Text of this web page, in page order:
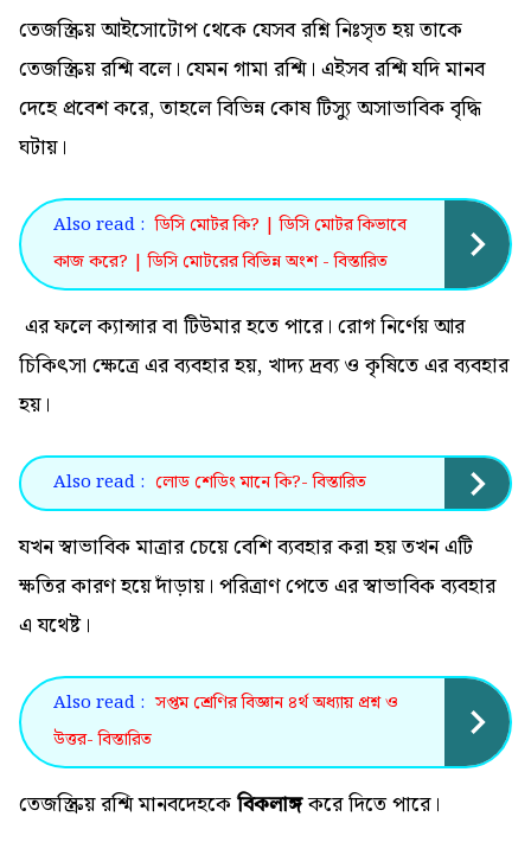
তেজস্ক্রিয় আইসোটোপ থেকে যেসব রশ্নি নিঃসৃত হয় তাকে
তেজস্ক্রিয় রশ্মি বলে। যেমন গামা রশ্মি। এইসব রশ্মি যদি মানব
দেহে প্রবেশ করে, তাহলে বিভিন্ন কোষ টিস্যু অসাভাবিক বৃদ্ধি
ঘটায়।
Also read : ডিসি মোটর কি? | ডিসি মোটর কিভাবে
কাজ করে? | ডিসি মোটরের বিভিন্ন অংশ - বিস্তারিত
এর ফলে ক্যান্সার বা টিউমার হতে পারে। রোগ নির্ণেয় আর
চিকিৎসা ক্ষেত্রে এর ব্যবহার হয়, খাদ্য দ্রব্য ও কৃষিতে এর ব্যবহার
হয়।
Also read : লোড শেডিং মানে কি?- বিস্তারিত
যখন স্বাভাবিক মাত্রার চেয়ে বেশি ব্যবহার করা হয় তখন এটি
ক্ষতির কারণ হয়ে দাঁড়ায়। পরিত্রাণ পেতে এর স্বাভাবিক ব্যবহার
এ যথেষ্ট।
Also read : সপ্তম শ্রেণির বিজ্ঞান ৪র্থ অধ্যায় প্রশ্ন ও
উত্তর- বিস্তারিত
তেজস্ক্রিয় রশ্মি মানবদেহকেবিকলাঙ্গকরে দিতে পারে।